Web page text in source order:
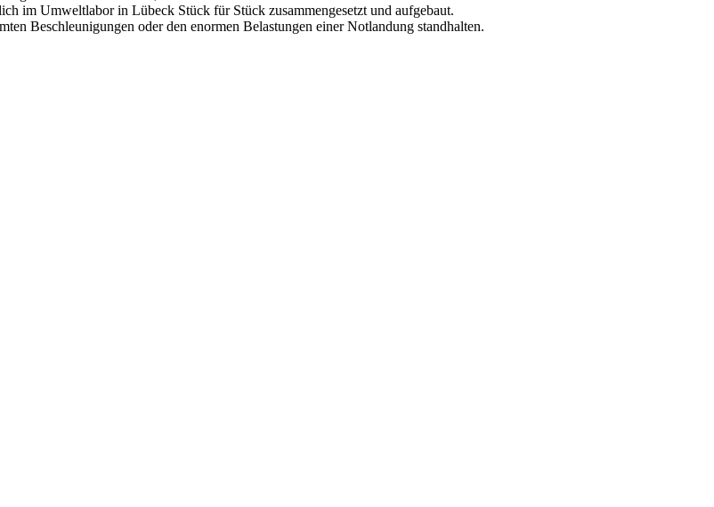
im Umweltlabor in Lübeck Stück für Stück zusammengesetzt und aufgebaut.
Beschleunigungen oder den enormen Belastungen einer Notlandung standhalten.